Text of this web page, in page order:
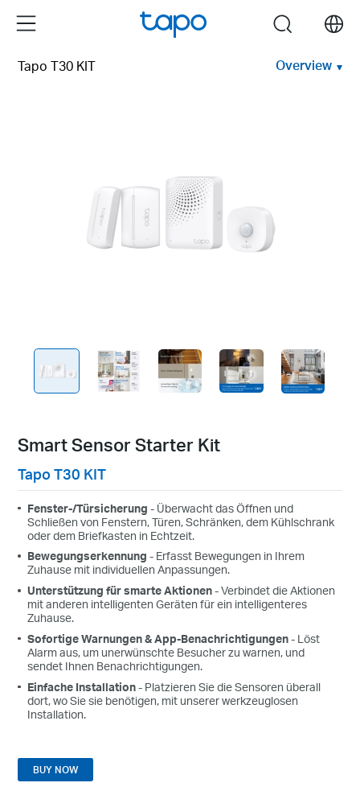
Menu search
Tapo T30 KIT Overview
Smart Sensor Starter Kit
Tapo T30 KIT
Fenster-/Türsicherung - Überwacht das Öffnen und
Schließen von Fenstern, Türen, Schränken, dem Kühlschrank
oder dem Briefkasten in Echtzeit.
Bewegungserkennung - Erfasst Bewegungen in Ihrem
Zuhause mit individuellen Anpassungen.
Unterstützung für smarte Aktionen- Verbindet die Aktionen
mit anderen intelligenten Geräten für ein intelligenteres
Zuhause.
Sofortige Warnungen & App-Benachrichtigungen- Löst
Alarm aus, um unerwünschte Besucher zu warnen, und
sendet Ihnen Benachrichtigungen.
Einfache Installation- Platzieren Sie die Sensoren überall
dort, wo Sie sie benötigen, mit unserer werkzeuglosen
Installation.
BUY NOW